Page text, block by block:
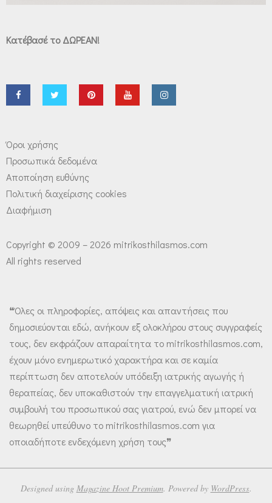
Κατέβασέ το ΔΩΡΕΑΝ!
Όροι χρήσης
Προσωπικά δεδομένα
Αποποίηση ευθύνης
Πολιτική διαχείρισης cookies
Διαφήμιση
Copyright © 2009 – 2026 mitrikosthilasmos.com
All rights reserved
❝Όλες οι πληροφορίες, απόψεις και απαντήσεις που
δημοσιεύονται εδώ, ανήκουν εξ ολοκλήρου στους συγγραφείς
τους, δεν εκφράζουν απαραίτητα το mitrikosthilasmos.com,
έχουν μόνο ενημερωτικό χαρακτήρα και σε καμία
περίπτωση δεν αποτελούν υπόδειξη ιατρικής αγωγής ή
θεραπείας, δεν υποκαθιστούν την επαγγελματική ιατρική
συμβουλή του προσωπικού σας γιατρού, ενώ δεν μπορεί να
θεωρηθεί υπεύθυνο το mitrikosthilasmos.com για
οποιαδήποτε ενδεχόμενη χρήση τους❞
Designed using Magazine Hoot Premium. Powered by WordPress.